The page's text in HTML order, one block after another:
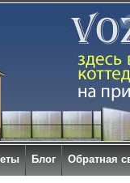
Блог Обратная